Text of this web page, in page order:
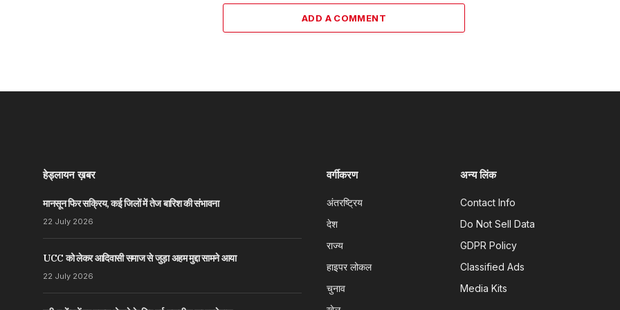
ADD A COMMENT
हेड्लायन ख़बर
मानसून फिर सक्रिय, कई जिलों में तेज बारिश की संभावना
22 July 2026
UCC को लेकर आदिवासी समाज से जुड़ा अहम मुद्दा सामने आया
22 July 2026
वर्गीकरण
अंतरष्ट्रिय
देश
राज्य
हाइपर लोकल
चुनाव
अन्य लिंक
Contact Info
Do Not Sell Data
GDPR Policy
Classified Ads
Media Kits